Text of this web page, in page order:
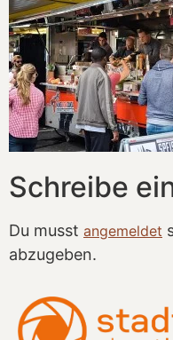
Schreibe
Du musst angemeldet
abzugeben.